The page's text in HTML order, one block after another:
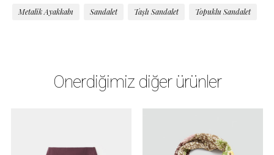
Metalik Ayakkabı Sandalet Taşlı Sandalet Topuklu Sandalet
Önerdiğimiz diğer ürünler